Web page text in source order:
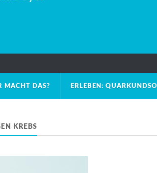
MACHT DAS? ERLEBEN:
KREBS